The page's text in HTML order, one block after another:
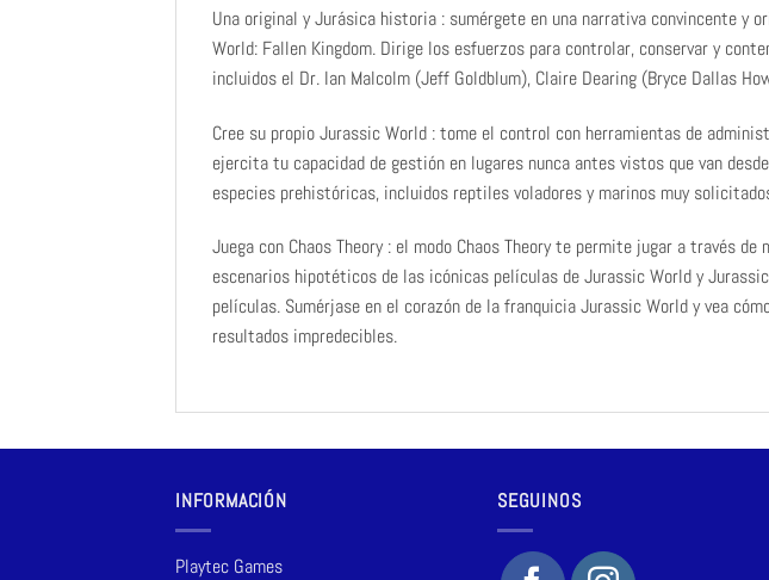
Una original y Jurásica historia : sumérgete en una narrativa convincente y
World: Fallen Kingdom. Dirige los esfuerzos para controlar, conservar y
incluidos el Dr. Ian Malcolm (Jeff Goldblum), Claire Dearing (Bryce Dallas
Cree su propio Jurassic World : tome el control con herramientas de
ejercita tu capacidad de gestión en lugares nunca antes vistos que van
especies prehistóricas, incluidos reptiles voladores y marinos muy
Juega con Chaos Theory : el modo Chaos Theory te permite jugar a través
escenarios hipotéticos de las icónicas películas de Jurassic World y
películas. Sumérjase en el corazón de la franquicia Jurassic World y vea
resultados impredecibles.
INFORMACIÓN
Playtec Games
SEGUINOS